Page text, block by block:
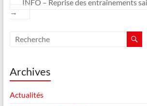
INFO – Reprise des entraînements
→
Archives
Actualités